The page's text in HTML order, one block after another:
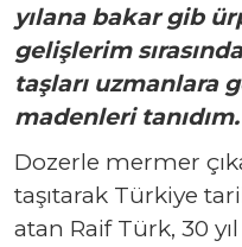
yılana bakar gib
gelişlerim
taşları uzmanlara
madenleri
Dozerle mermer
taşıtarak Türkiye
atan Raif Türk, 30